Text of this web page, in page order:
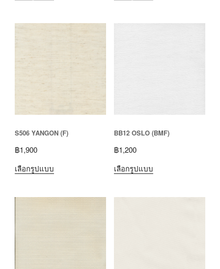
S506 YANGON (F)
฿1,900
เลือกรูปแบบ
BB12 OSLO (BMF)
฿1,200
เลือกรูปแบบ